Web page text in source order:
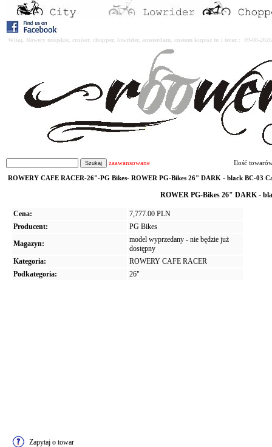
Witaj. Rowery miejskie, cruiser, chopper, lowrider, amsterdam, custom kupisz tu i teraz : 09-08-
zaawansowane Ilość
ROWERY CAFE RACER-26"-PG Bikes- ROWER PG-Bikes 26" DARK - black BC-03
ROWER PG-Bikes 26" DARK -
Cena:
7,777.00 PLN
Producent:
PG Bikes
Magazyn:
model wyprzedany - nie będzie już
dostępny
Kategoria:
ROWERY CAFE RACER
Podkategoria:
26"
Zapytaj o towar